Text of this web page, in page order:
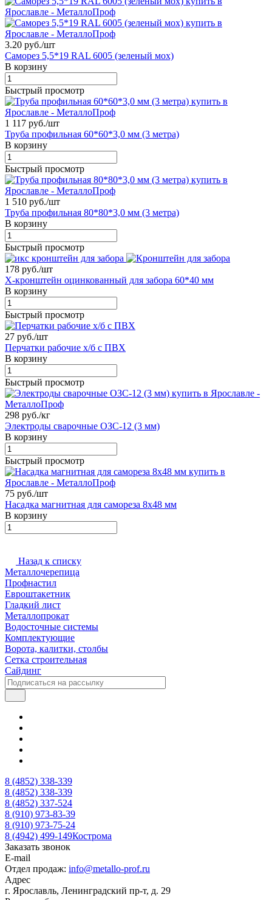
3.20 руб./шт
Саморез 5,5*19 RAL 6005 (зеленый мох)
В корзину
Быстрый просмотр
1 117 руб./шт
Труба профильная 60*60*3,0 мм (3 метра)
В корзину
Быстрый просмотр
1 510 руб./шт
Труба профильная 80*80*3,0 мм (3 метра)
В корзину
Быстрый просмотр
178 руб./шт
X-кронштейн оцинкованный для забора 60*40 мм
В корзину
Быстрый просмотр
27 руб./шт
Перчатки рабочие х/б с ПВХ
В корзину
Быстрый просмотр
298 руб./кг
Электроды сварочные ОЗС-12 (3 мм)
В корзину
Быстрый просмотр
75 руб./шт
Насадка магнитная для самореза 8х48 мм
В корзину
Назад к списку
Металлочерепица
Профнастил
Евроштакетник
Гладкий лист
Металлопрокат
Водосточные системы
Комплектующие
Ворота, калитки, столбы
Сетка строительная
Сайдинг
8 (4852) 338-339
8 (4852) 338-339
8 (4852) 337-524
8 (910) 973-83-39
8 (910) 973-75-24
8 (4942) 499-149Кострома
Заказать звонок
E-mail
Отдел продаж: info@metallo-prof.ru
Адрес
г. Ярославль, Ленинградский пр-т, д. 29